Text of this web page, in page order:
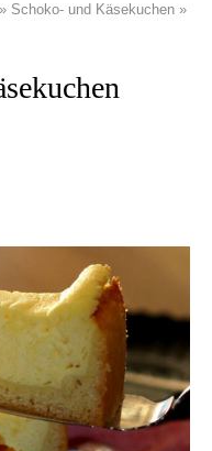
» Schoko- und Käsekuchen »